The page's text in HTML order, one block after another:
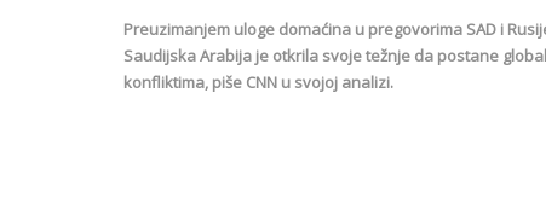
Preuzimanjem uloge domaćina u pregovorima SAD i
Saudijska Arabija je otkrila svoje težnje da postane
konfliktima, piše CNN u svojoj analizi.